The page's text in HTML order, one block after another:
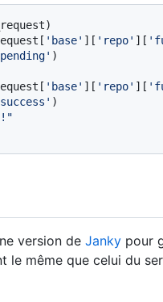
)
'base' ][ 'repo' ][
)
'base' ][ 'repo' ][
)
version de Janky pour
le même que celui du